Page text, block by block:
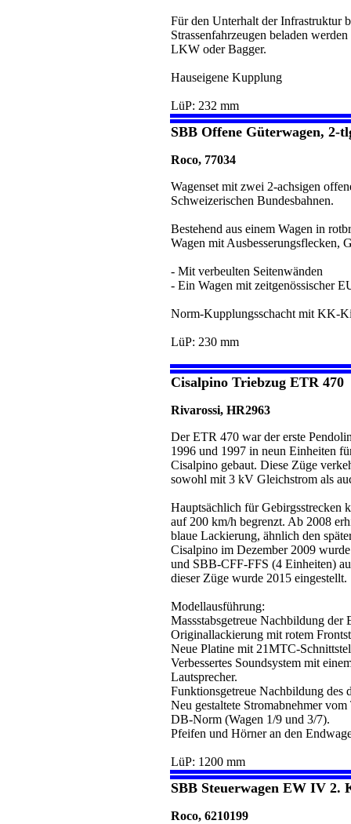
Für den Unterhalt der Infrastruktur
Strassenfahrzeugen beladen
LKW oder Bagger.
Hauseigene Kupplung
LüP: 232 mm
SBB Offene Güterwagen, 2-
Roco, 77034
Wagenset mit zwei 2-achsigen
Schweizerischen Bundesbahnen.
Bestehend aus einem Wagen in
Wagen mit Ausbesserungsflecken,
- Mit verbeulten Seitenwänden
- Ein Wagen mit zeitgenössischer
Norm-Kupplungsschacht mit KK-
LüP: 230 mm
Cisalpino Triebzug ETR 470
Rivarossi, HR2963
Der ETR 470 war der erste
1996 und 1997 in neun Einheiten
Cisalpino gebaut. Diese Züge
sowohl mit 3 kV Gleichstrom als
Hauptsächlich für Gebirgsstrecken
auf 200 km/h begrenzt. Ab 2008
blaue Lackierung, ähnlich den
Cisalpino im Dezember 2009
und SBB-CFF-FFS (4 Einheiten)
dieser Züge wurde 2015 eingestellt.
Modellausführung:
Massstabsgetreue Nachbildung
Originallackierung mit rotem
Neue Platine mit 21MTC-
Verbessertes Soundsystem mit
Lautsprecher.
Funktionsgetreue Nachbildung des
Neu gestaltete Stromabnehmer
DB-Norm (Wagen 1/9 und 3/7).
Pfeifen und Hörner an den
LüP: 1200 mm
SBB Steuerwagen EW IV 2.
Roco, 6210199